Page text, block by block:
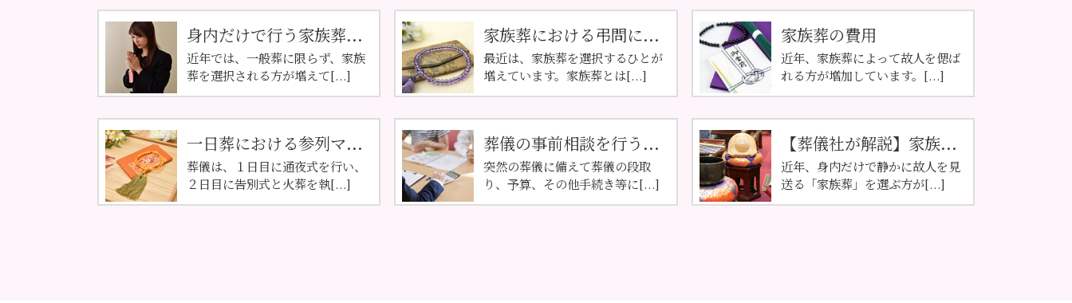
身内だけで行う家族葬...
近年では、一般葬に限らず、家族
葬を選択される方が増えて[...]
家族葬における弔問に...
最近は、家族葬を選択するひとが
増えています。家族葬とは[...]
家族葬の費用
近年、家族葬によって故人を偲ば
れる方が増加しています。[...]
一日葬における参列マ...
葬儀は、１日目に通夜式を行い、
２日目に告別式と火葬を執[...]
葬儀の事前相談を行う...
突然の葬儀に備えて葬儀の段取
り、予算、その他手続き等に[...]
【葬儀社が解説】家族...
近年、身内だけで静かに故人を見
送る「家族葬」を選ぶ方が[...]